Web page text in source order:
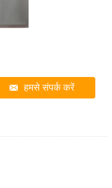
हमसे संपर्क करें